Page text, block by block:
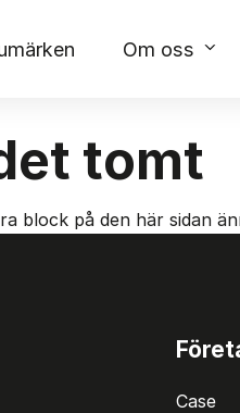
Om oss
tomt
block på den här sidan
Case